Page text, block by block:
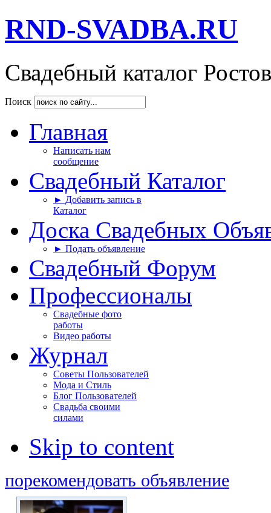
RND-SVADBA.RU
Свадебный каталог
Поиск
Главная
Написать нам
сообщение
Свадебный Каталог
► Добавить запись в
Каталог
Доска Свадебных
► Подать объявление
Свадебный Форум
Профессионалы
Свадебные фото
работы
Видео работы
Журнал
Советы Пользователей
Мода и Стиль
Блог Пользователей
Свадьба своими
силами
Skip to content
порекомендовать объявление